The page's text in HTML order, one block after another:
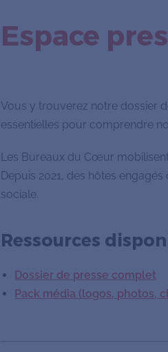
Espace
Vous y trouverez notre dossier
essentielles pour comprendre
Les Bureaux du Cœur
Depuis 2021, des hôtes
sociale.
Ressources
Dossier de presse complet
Pack média (logos, photos,